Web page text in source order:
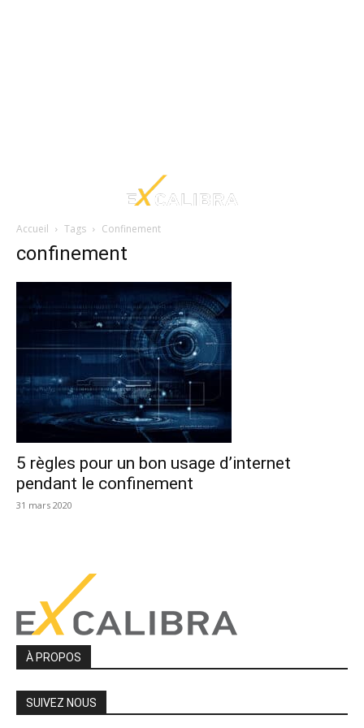
Accueil Tags Confinement
confinement
5 règles pour un bon usage d’internet
pendant le confinement
31 mars 2020
À PROPOS
SUIVEZ NOUS